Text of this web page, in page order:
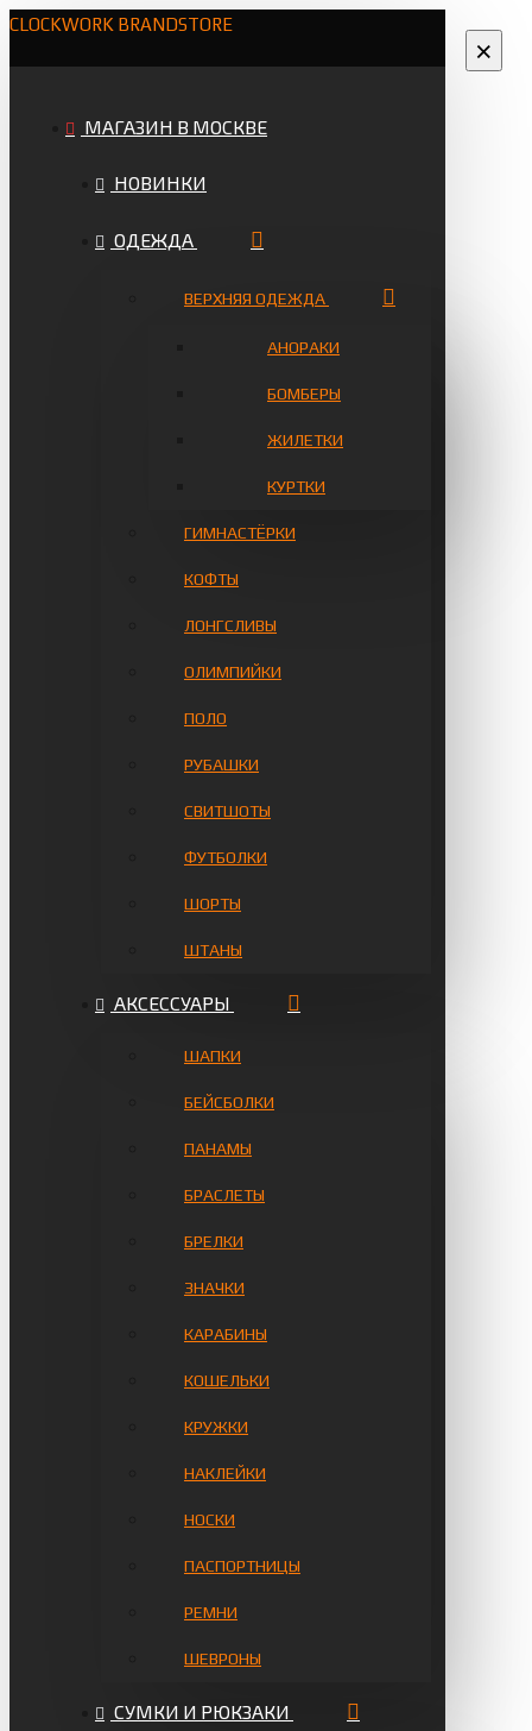
CLOCKWORK BRANDSTORE
МАГАЗИН В МОСКВЕ
НОВИНКИ
ОДЕЖДА
ВЕРХНЯЯ ОДЕЖДА
АНОРАКИ
БОМБЕРЫ
ЖИЛЕТКИ
КУРТКИ
ГИМНАСТЁРКИ
КОФТЫ
ЛОНГСЛИВЫ
ОЛИМПИЙКИ
ПОЛО
РУБАШКИ
СВИТШОТЫ
ФУТБОЛКИ
ШОРТЫ
ШТАНЫ
АКСЕССУАРЫ
ШАПКИ
БЕЙСБОЛКИ
ПАНАМЫ
БРАСЛЕТЫ
БРЕЛКИ
ЗНАЧКИ
КАРАБИНЫ
КОШЕЛЬКИ
КРУЖКИ
НАКЛЕЙКИ
НОСКИ
ПАСПОРТНИЦЫ
РЕМНИ
ШЕВРОНЫ
СУМКИ И РЮКЗАКИ
×